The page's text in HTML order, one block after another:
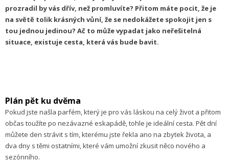
prozradil by vás dřív, než promluvíte? Přitom máte pocit, že je
na světě tolik krásných vůní, že se nedokážete spokojit jen s
tou jednou jedinou? Ač to může vypadat jako neřešitelná
situace, existuje cesta, která vás bude bavit.
Plán pět ku dvěma
Pokud jste našla parfém, který je pro vás láskou na celý život a přitom
občas toužíte po nezávazné eskapádě, tohle je ideální cesta. Pět dní
můžete den strávit s tím, kterému jste řekla ano na zbytek života, a
dva dny s těmi ostatními, které vám umožní zkusit něco nového a
sezónního.